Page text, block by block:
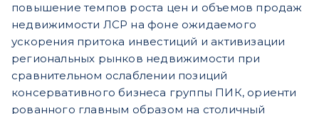
повышение темпов роста цен и объемов продаж
недвижимости ЛСР на фоне ожидаемого
ускорения притока инвестиций и активизации
региональных рынков недвижимости при
сравнительном ослаблении позиций
консервативного бизнеса группы ПИК, ориенти
рованного главным образом на столичный